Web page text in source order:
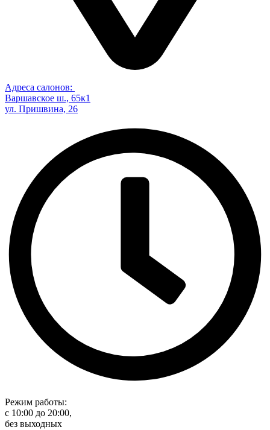
Адреса салонов:
Варшавское ш., 65к1
ул. Пришвина, 26
Режим работы:
с 10:00 до 20:00,
без выходных